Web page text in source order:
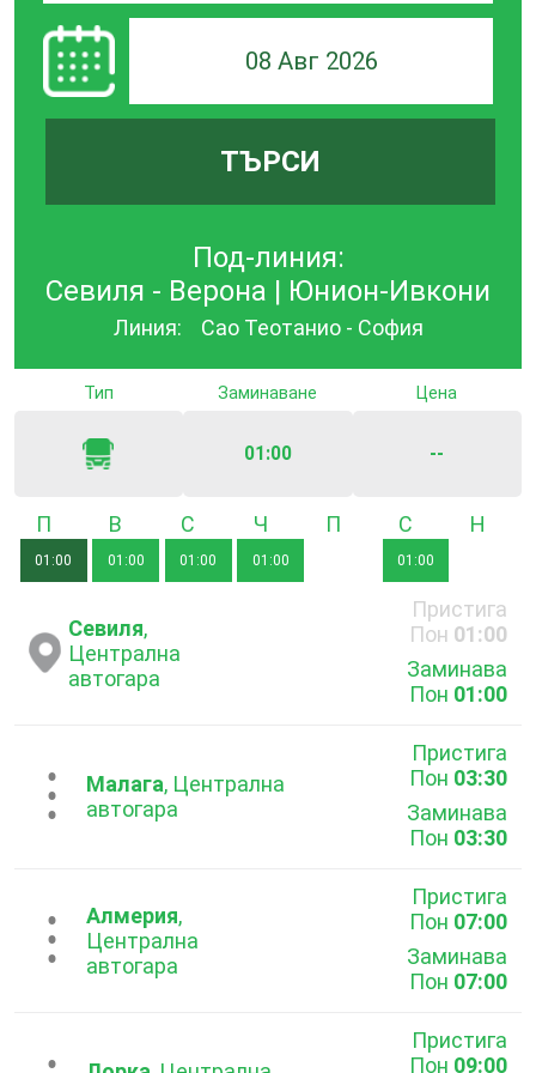
08 Авг 2026
ТЪРСИ
Под-линия:
Севиля - Верона | Юнион-Ивкони
Линия: Сао Теотанио - София
Тип Заминаване
01:00
Цена
--
Понеделник
01:00
Вторник
01:00 01:00
Четвъртък
01:00
Събота
01:00
Севиля,
Централна
автогара
Пристига
Пон 01:00
Заминава
Пон 01:00
...Малага, Централна
автогара
Пристига
Пон 03:30
Заминава
Пон 03:30
...Алмерия,
Централна
автогара
Пристига
Пон 07:00
Заминава
Пон 07:00
Пристига
Пон 09:00